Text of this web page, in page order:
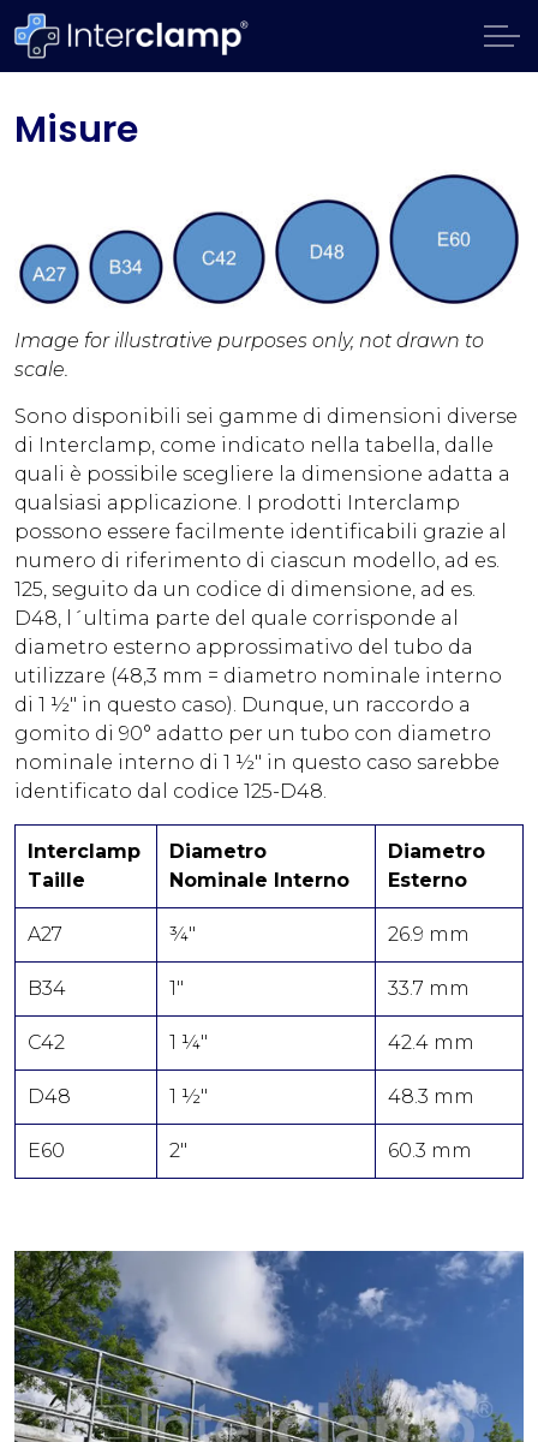
Misure
Image for illustrative purposes only, not drawn to
scale.
Sono disponibili sei gamme di dimensioni diverse
di Interclamp, come indicato nella tabella, dalle
quali è possibile scegliere la dimensione adatta a
qualsiasi applicazione. I prodotti Interclamp
possono essere facilmente identificabili grazie al
numero di riferimento di ciascun modello, ad es.
125, seguito da un codice di dimensione, ad es.
D48, l´ultima parte del quale corrisponde al
diametro esterno approssimativo del tubo da
utilizzare (48,3 mm = diametro nominale interno
di 1 ½" in questo caso). Dunque, un raccordo a
gomito di 90° adatto per un tubo con diametro
nominale interno di 1 ½" in questo caso sarebbe
identificato dal codice 125-D48.
Interclamp
Taille
Diametro
Nominale Interno
Diametro
Esterno
A27 ¾" 26.9 mm
B34 1" 33.7 mm
C42 1 ¼" 42.4 mm
D48 1 ½" 48.3 mm
E60 2" 60.3 mm